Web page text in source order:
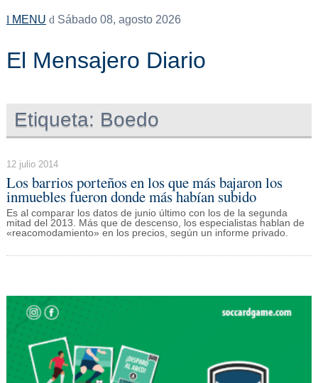
MENU Sábado 08, agosto 2026
El Mensajero Diario
Etiqueta: Boedo
12 julio 2014
Los barrios porteños en los que más bajaron los
inmuebles fueron donde más habían subido
Es al comparar los datos de junio último con los de la segunda
mitad del 2013. Más que de descenso, los especialistas hablan de
«reacomodamiento» en los precios, según un informe privado.